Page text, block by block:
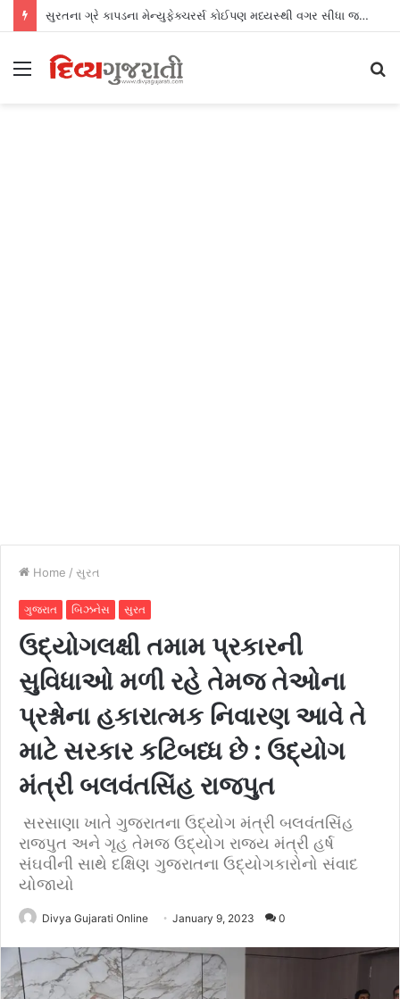
સુરતના ગ્રે કાપડના મેન્યુફેક્ચરર્સ કોઈપણ મધ્યસ્થી વગર સીધા જ શ્રીલંકાના આધુનિક ગારમેન્ટ યુનિટ્સને ફેબ્રિક એક્સપોર્ટ કરી શકશે
Menu
Home / સુરત
ગુજરાત બિઝનેસ સુરત
ઉદ્યોગલક્ષી તમામ પ્રકારની
સુવિધાઓ મળી રહે તેમજ તેઓના
પ્રશ્નોના હકારાત્મક નિવારણ આવે તે
માટે સરકાર કટિબધ્ધ છે : ઉદ્યોગ
મંત્રી બલવંતસિંહ રાજપુત
સરસાણા ખાતે ગુજરાતના ઉદ્યોગ મંત્રી બલવંતસિંહ
રાજપુત અને ગૃહ તેમજ ઉદ્યોગ રાજ્ય મંત્રી હર્ષ
સંઘવીની સાથે દક્ષિણ ગુજરાતના ઉદ્યોગકારોનો સંવાદ
યોજાયો
Divya Gujarati Online January 9, 2023 0